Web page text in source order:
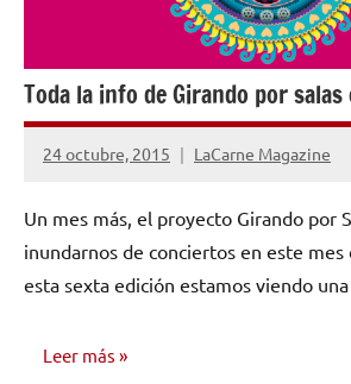
Toda la info de Girando por
24 octubre, 2015 LaCarne Magazine
No
comentarios
Un mes más, el proyecto Girando por
inundarnos de conciertos en este mes
esta sexta edición estamos viendo
Leer más